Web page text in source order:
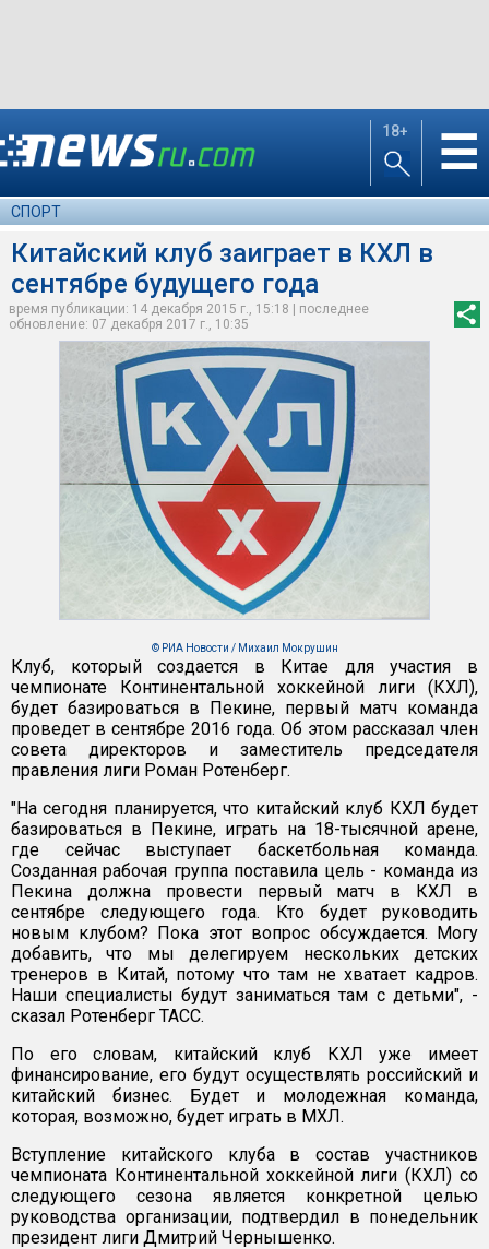
18+ ☰
СПОРТ
Китайский клуб заиграет в КХЛ в
сентябре будущего года
время публикации: 14 декабря 2015 г., 15:18 | последнее
обновление: 07 декабря 2017 г., 10:35
© РИА Новости / Михаил Мокрушин
Клуб, который создается в Китае для участия в
чемпионате Континентальной хоккейной лиги (КХЛ),
будет базироваться в Пекине, первый матч команда
проведет в сентябре 2016 года. Об этом рассказал член
совета директоров и заместитель председателя
правления лиги Роман Ротенберг.
"На сегодня планируется, что китайский клуб КХЛ будет
базироваться в Пекине, играть на 18-тысячной арене,
где сейчас выступает баскетбольная команда.
Созданная рабочая группа поставила цель - команда из
Пекина должна провести первый матч в КХЛ в
сентябре следующего года. Кто будет руководить
новым клубом? Пока этот вопрос обсуждается. Могу
добавить, что мы делегируем нескольких детских
тренеров в Китай, потому что там не хватает кадров.
Наши специалисты будут заниматься там с детьми", -
сказал Ротенберг ТАСС.
По его словам, китайский клуб КХЛ уже имеет
финансирование, его будут осуществлять российский и
китайский бизнес. Будет и молодежная команда,
которая, возможно, будет играть в МХЛ.
Вступление китайского клуба в состав участников
чемпионата Континентальной хоккейной лиги (КХЛ) со
следующего сезона является конкретной целью
руководства организации, подтвердил в понедельник
президент лиги Дмитрий Чернышенко.